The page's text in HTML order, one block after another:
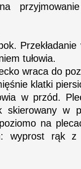
tułowia.
wraca do
klatki
w przód.
w
na
wyprost rąk